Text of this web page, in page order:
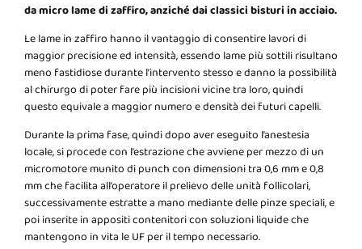
da micro lame di zaffiro, anziché dai classici bisturi in acciaio.
Le lame in zaffiro hanno il vantaggio di consentire lavori di
maggior precisione ed intensità, essendo lame più sottili risultano
meno fastidiose durante l’intervento stesso e danno la possibilità
al chirurgo di poter fare più incisioni vicine tra loro, quindi
questo equivale a maggior numero e densità dei futuri capelli.
Durante la prima fase, quindi dopo aver eseguito l’anestesia
locale, si procede con l’estrazione che avviene per mezzo di un
micromotore munito di punch con dimensioni tra 0,6 mm e 0,8
mm che facilita all’operatore il prelievo delle unità follicolari,
successivamente estratte a mano mediante delle pinze speciali, e
poi inserite in appositi contenitori con soluzioni liquide che
mantengono in vita le UF per il tempo necessario.